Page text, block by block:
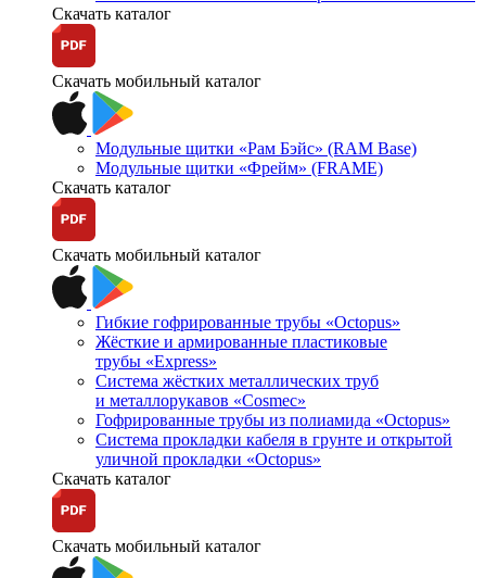
Скачать каталог
Скачать мобильный каталог
Модульные щитки «Рам Бэйс» (RAM Base)
Модульные щитки «Фрейм» (FRAME)
Скачать каталог
Скачать мобильный каталог
Гибкие гофрированные трубы «Octopus»
Жёсткие и армированные пластиковые
трубы «Express»
Система жёстких металлических труб
и металлорукавов «Cosmec»
Гофрированные трубы из полиамида «Octopus»
Система прокладки кабеля в грунте и открытой
уличной прокладки «Octopus»
Скачать каталог
Скачать мобильный каталог